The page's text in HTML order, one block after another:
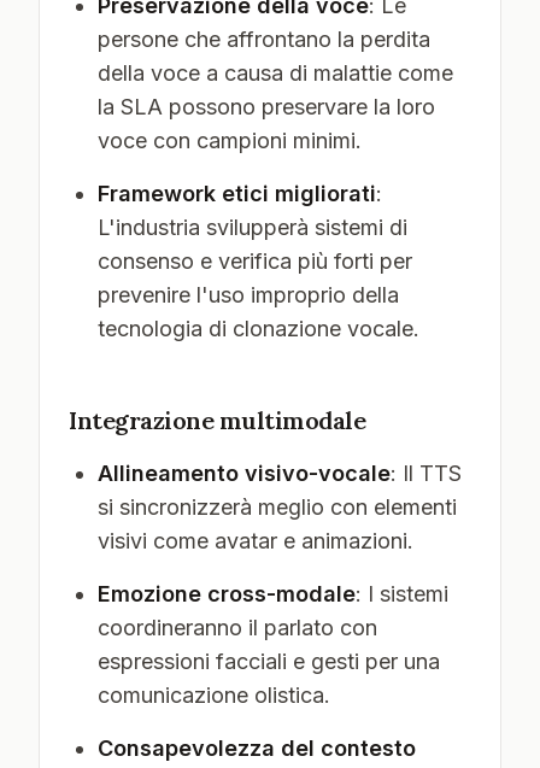
Preservazione della voce: Le
persone che affrontano la perdita
della voce a causa di malattie come
la SLA possono preservare la loro
voce con campioni minimi.
Framework etici migliorati:
L'industria svilupperà sistemi di
consenso e verifica più forti per
prevenire l'uso improprio della
tecnologia di clonazione vocale.
Integrazione multimodale
Allineamento visivo-vocale: Il TTS
si sincronizzerà meglio con elementi
visivi come avatar e animazioni.
Emozione cross-modale: I sistemi
coordineranno il parlato con
espressioni facciali e gesti per una
comunicazione olistica.
Consapevolezza del contesto